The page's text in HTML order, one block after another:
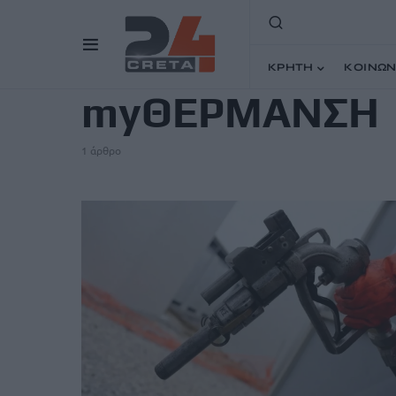
ΚΡΗΤΗ
myΘΕΡΜΑΝΣΗ
1 άρθρο